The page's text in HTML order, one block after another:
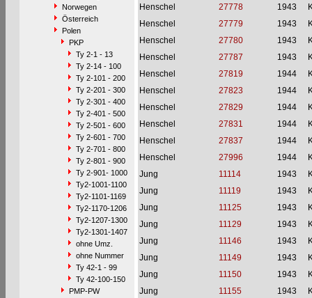
Norwegen
Österreich
Polen
PKP
Ty 2-1 - 13
Ty 2-14 - 100
Ty 2-101 - 200
Ty 2-201 - 300
Ty 2-301 - 400
Ty 2-401 - 500
Ty 2-501 - 600
Ty 2-601 - 700
Ty 2-701 - 800
Ty 2-801 - 900
Ty 2-901- 1000
Ty2-1001-1100
Ty2-1101-1169
Ty2-1170-1206
Ty2-1207-1300
Ty2-1301-1407
ohne Umz.
ohne Nummer
Ty 42-1 - 99
Ty 42-100-150
PMP-PW
Henschel
27778 1943
Henschel
27779 1943
Henschel
27780 1943
Henschel
27787 1943
Henschel
27819 1944
Henschel
27823 1944
Henschel
27829 1944
Henschel
27831 1944
Henschel
27837 1944
Henschel
27996 1944
Jung
11114 1943
Jung
11119 1943
Jung
11125 1943
Jung
11129 1943
Jung
11146 1943
Jung
11149 1943
Jung
11150 1943
Jung
11155 1943